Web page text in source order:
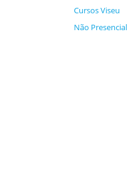
Cursos Viseu
Não Presencial